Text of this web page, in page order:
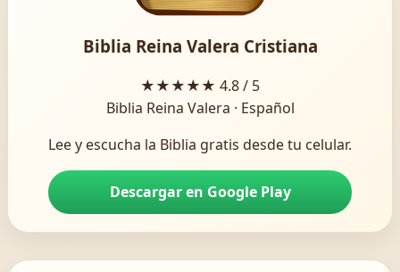
Biblia Reina Valera Cristiana
★★★★★ 4.8 / 5
Biblia Reina Valera · Español
Lee y escucha la Biblia gratis desde tu celular.
Descargar en Google Play